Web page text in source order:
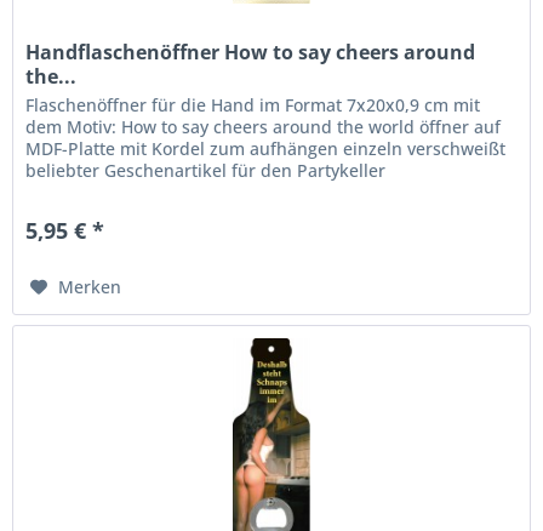
Handflaschenöffner How to say cheers around
the...
Flaschenöffner für die Hand im Format 7x20x0,9 cm mit
dem Motiv: How to say cheers around the world öffner auf
MDF-Platte mit Kordel zum aufhängen einzeln verschweißt
beliebter Geschenartikel für den Partykeller
5,95 € *
Merken